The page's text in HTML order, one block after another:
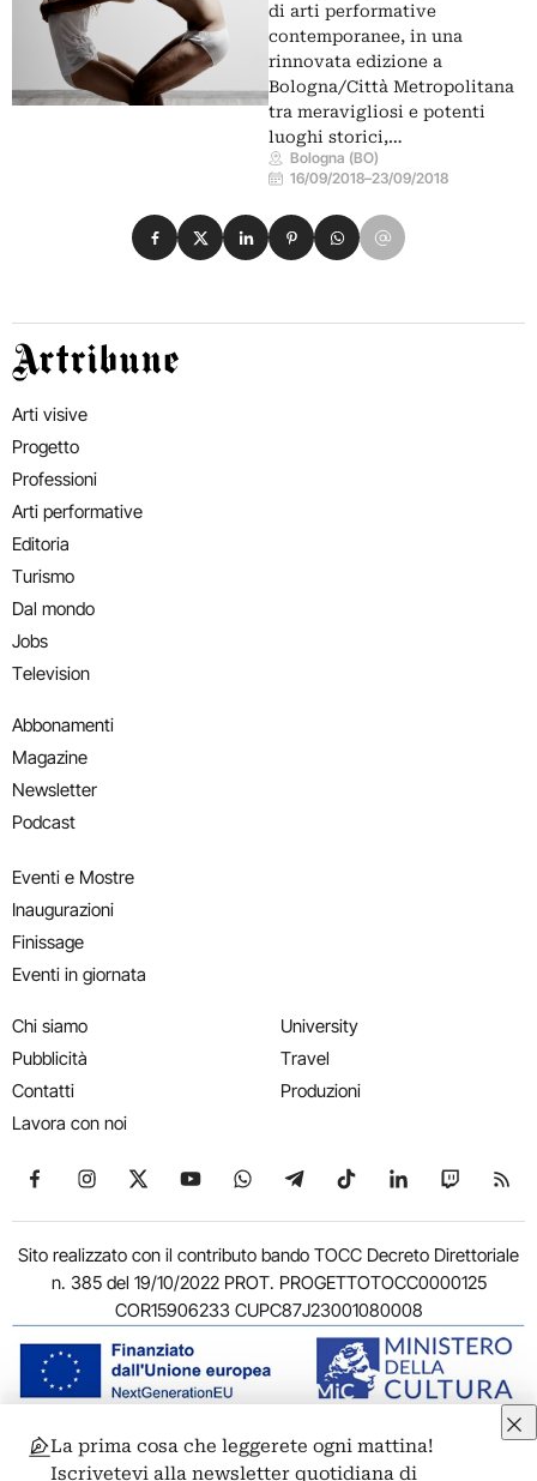
di arti performative
contemporanee, in una
rinnovata edizione a
Bologna/Città Metropolitana
tra meravigliosi e potenti
luoghi storici,…
Bologna (BO)
16/09/2018–23/09/2018
Condividi su Facebook
Condividi su X
Condividi su LinkedIn
Condividi su Pinterest
Condividi su WhatsApp
Condividi su Email
Artribune
Arti visive
Progetto
Professioni
Arti performative
Editoria
Turismo
Dal mondo
Jobs
Television
Abbonamenti
Magazine
Newsletter
Podcast
Eventi e Mostre
Inaugurazioni
Finissage
Eventi in giornata
Chi siamo
Pubblicità
Contatti
Lavora con noi
University
Travel
Produzioni
Seguici su Facebook
Seguici su Instagram
Seguici su X
Seguici su YouTube
Seguici su WhatsApp
Seguici su Telegram
Seguici su TikTok
Seguici su
Seguici
Sito realizzato con il contributo bando TOCC Decreto Direttoriale
n. 385 del 19/10/2022 PROT. PROGETTOTOCC0000125
COR15906233 CUPC87J23001080008
© 2011-2026 ARTRIBUNE srl – Corso Vittorio Emanuele II, 287 –
La prima cosa che leggerete ogni mattina!
Iscrivetevi alla newsletter quotidiana di